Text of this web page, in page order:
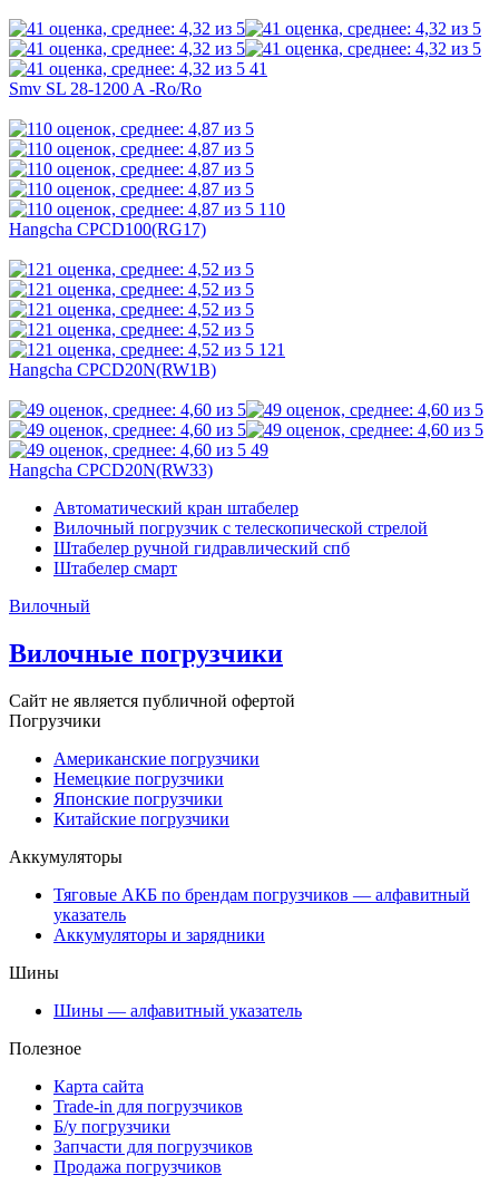
41
Smv SL 28-1200 A -Ro/Ro
110
Hangcha CPCD100(RG17)
121
Hangcha CPCD20N(RW1B)
49
Hangcha CPCD20N(RW33)
Автоматический кран штабелер
Вилочный погрузчик с телескопической стрелой
Штабелер ручной гидравлический спб
Штабелер смарт
Вилочный
Вилочные погрузчики
Сайт не является публичной офертой
Погрузчики
Американские погрузчики
Немецкие погрузчики
Японские погрузчики
Китайские погрузчики
Аккумуляторы
Тяговые АКБ по брендам погрузчиков — алфавитный
указатель
Аккумуляторы и зарядники
Шины
Шины — алфавитный указатель
Полезное
Карта сайта
Trade-in для погрузчиков
Б/у погрузчики
Запчасти для погрузчиков
Продажа погрузчиков